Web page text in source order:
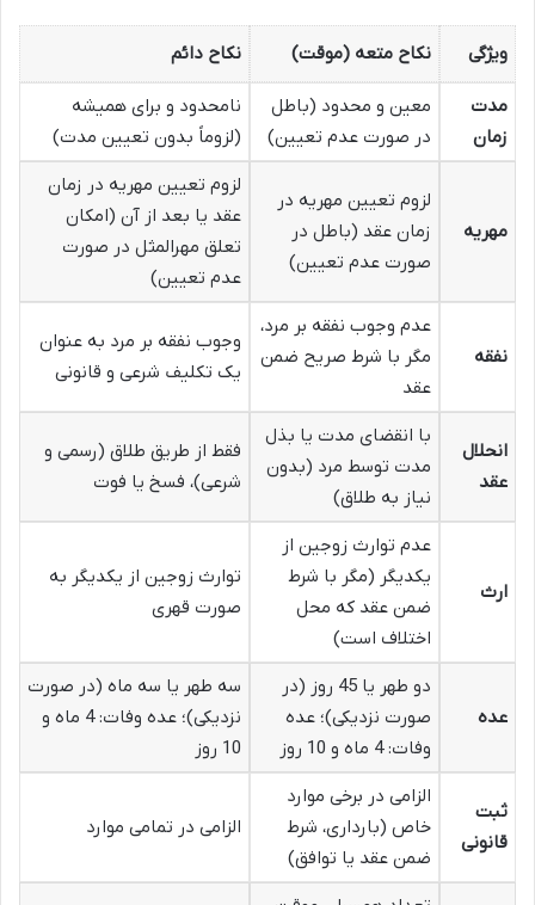
ویژگی نکاح متعه (موقت) نکاح دائم
مدت
زمان
معین و محدود (باطل
در صورت عدم تعیین)
نامحدود و برای همیشه
(لزوماً بدون تعیین مدت)
مهریه
لزوم تعیین مهریه در
زمان عقد (باطل در
صورت عدم تعیین)
لزوم تعیین مهریه در زمان
عقد یا بعد از آن (امکان
تعلق مهرالمثل در صورت
عدم تعیین)
نفقه
عدم وجوب نفقه بر مرد،
مگر با شرط صریح ضمن
عقد
وجوب نفقه بر مرد به عنوان
یک تکلیف شرعی و قانونی
انحلال
عقد
با انقضای مدت یا بذل
مدت توسط مرد (بدون
نیاز به طلاق)
فقط از طریق طلاق (رسمی و
شرعی)، فسخ یا فوت
ارث
عدم توارث زوجین از
یکدیگر (مگر با شرط
ضمن عقد که محل
اختلاف است)
توارث زوجین از یکدیگر به
صورت قهری
عده
دو طهر یا 45 روز (در
صورت نزدیکی)؛ عده
وفات: 4 ماه و 10 روز
سه طهر یا سه ماه (در صورت
نزدیکی)؛ عده وفات: 4 ماه و
10 روز
ثبت
قانونی
الزامی در برخی موارد
خاص (بارداری، شرط
ضمن عقد یا توافق)
الزامی در تمامی موارد